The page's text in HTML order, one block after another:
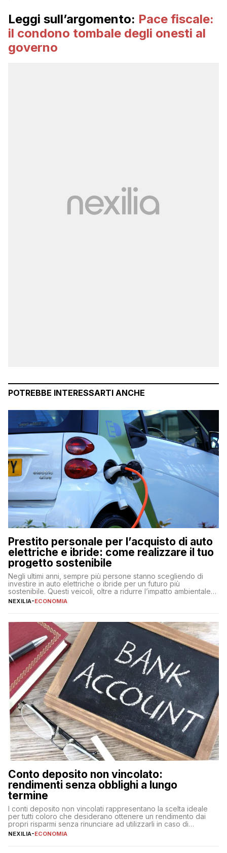
Leggi sull’argomento: Pace fiscale:
il condono tombale degli onesti al
governo
POTREBBE INTERESSARTI ANCHE
Prestito personale per l’acquisto di auto
elettriche e ibride: come realizzare il tuo
progetto sostenibile
Negli ultimi anni, sempre più persone stanno scegliendo di
investire in auto elettriche o ibride per un futuro più
sostenibile. Questi veicoli, oltre a ridurre l’impatto ambientale,
offrono vantaggi economici a lungo termine, come minori costi
fare se non […]
NEXILIA-ECONOMIA
Conto deposito non vincolato:
rendimenti senza obblighi a lungo
termine
I conti deposito non vincolati rappresentano la scelta ideale
per tutti coloro che desiderano ottenere un rendimento dai
propri risparmi senza rinunciare ad utilizzarli in caso di
necessità. A differenza delle forme vincolate tradizionali,
NEXILIA-ECONOMIA